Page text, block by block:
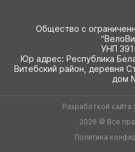
Общество с
УНП
Юр адрес: Республика
Витебский район, деревня
дом
Разработкой сайта
2026 © Все
Политика